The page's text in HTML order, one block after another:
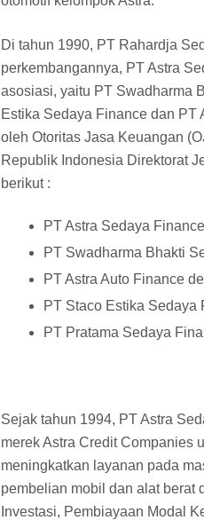
Di tahun 1990, PT Rahardja
perkembangannya, PT Astra
asosiasi, yaitu PT Swadharma
Estika Sedaya Finance dan PT
oleh Otoritas Jasa Keuangan
Republik Indonesia Direktorat
berikut :
PT Astra Sedaya
PT Swadharma Bhakti
PT Astra Auto Finance
PT Staco Estika Sedaya
PT Pratama Sedaya
Sejak tahun 1994, PT Astra
merek Astra Credit Companies
meningkatkan layanan pada
pembelian mobil dan alat berat
Investasi, Pembiayaan Modal